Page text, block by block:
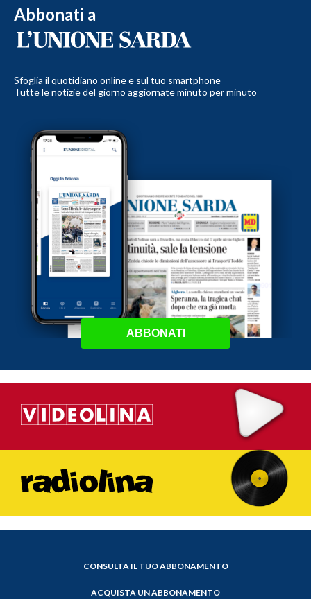
Abbonati a
Sfoglia il quotidiano online e sul tuo smartphone
Tutte le notizie del giorno aggiornate minuto per minuto
ABBONATI
CONSULTA IL TUO ABBONAMENTO
ACQUISTA UN ABBONAMENTO